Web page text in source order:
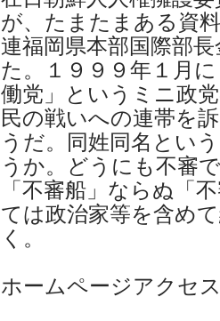
が、たまたまある資
連福岡県本部国際部
た。１９９９年１月
働党」というミニ政
民の戦いへの連帯を
うだ。同姓同名とい
うか。どうにも不審
「不審船」ならぬ「
ては政治家等を含め
く。
ホームページアクセ